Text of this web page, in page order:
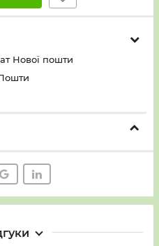
Нової пошти